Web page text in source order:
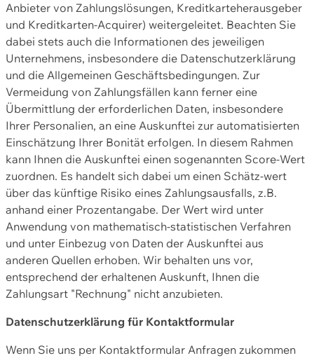
Anbieter von Zahlungslösungen, Kreditkarteherausgeber
und Kreditkarten-Acquirer) weitergeleitet. Beachten Sie
dabei stets auch die Informationen des jeweiligen
Unternehmens, insbesondere die Datenschutzerklärung
und die Allgemeinen Geschäftsbedingungen. Zur
Vermeidung von Zahlungsfällen kann ferner eine
Übermittlung der erforderlichen Daten, insbesondere
Ihrer Personalien, an eine Auskunftei zur automatisierten
Einschätzung Ihrer Bonität erfolgen. In diesem Rahmen
kann Ihnen die Auskunftei einen sogenannten Score-Wert
zuordnen. Es handelt sich dabei um einen Schätz-wert
über das künftige Risiko eines Zahlungsausfalls, z.B.
anhand einer Prozentangabe. Der Wert wird unter
Anwendung von mathematisch-statistischen Verfahren
und unter Einbezug von Daten der Auskunftei aus
anderen Quellen erhoben. Wir behalten uns vor,
entsprechend der erhaltenen Auskunft, Ihnen die
Zahlungsart "Rechnung" nicht anzubieten.
Datenschutzerklärung für Kontaktformular
Wenn Sie uns per Kontaktformular Anfragen zukommen